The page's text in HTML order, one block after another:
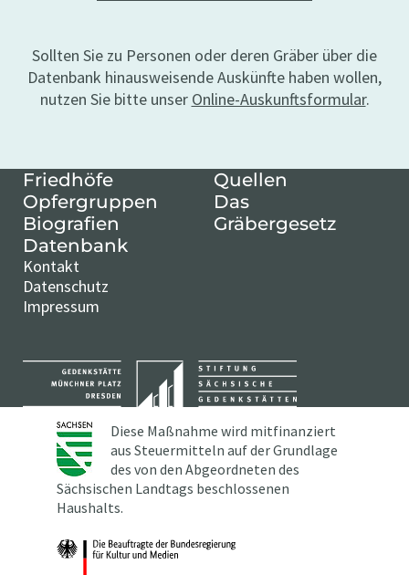
Sollten Sie zu Personen oder deren Gräber über die
Datenbank hinausweisende Auskünfte haben wollen,
nutzen Sie bitte unser Online-Auskunftsformular.
Friedhöfe
Opfergruppen
Biografien
Datenbank
Quellen
Das
Gräbergesetz
Kontakt
Datenschutz
Impressum
Diese Maßnahme wird mitfinanziert
aus Steuermitteln auf der Grundlage
des von den Abgeordneten des
Sächsischen Landtags beschlossenen
Haushalts.